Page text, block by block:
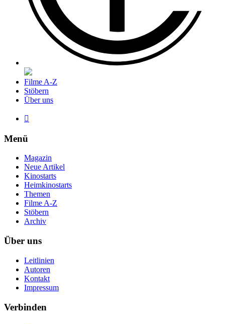
Filme A-Z
Stöbern
Über uns

Menü
Magazin
Neue Artikel
Kinostarts
Heimkinostarts
Themen
Filme A-Z
Stöbern
Archiv
Über uns
Leitlinien
Autoren
Kontakt
Impressum
Verbinden